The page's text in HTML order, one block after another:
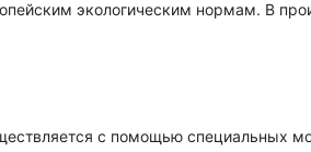
экологическим нормам. В
с помощью специальных